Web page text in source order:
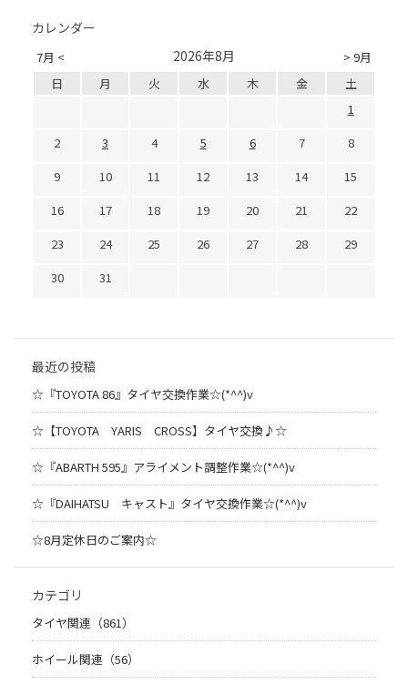
カレンダー
7月 < > 9月
2026年8月
日 月 火 水 木 金
土
1
2
3 4 5 6 7
8
9
10 11 12 13 14
15
16
17 18 19 20 21
22
23
24 25 26 27 28
29
30
31
最近の投稿
☆『TOYOTA 86』タイヤ交換作業☆(*^^)v
☆【TOYOTA YARIS CROSS】タイヤ交換♪☆
☆『ABARTH 595』アライメント調整作業☆(*^^)v
☆『DAIHATSU キャスト』タイヤ交換作業☆(*^^)v
☆8月定休日のご案内☆
カテゴリ
タイヤ関連（861）
ホイール関連（56）